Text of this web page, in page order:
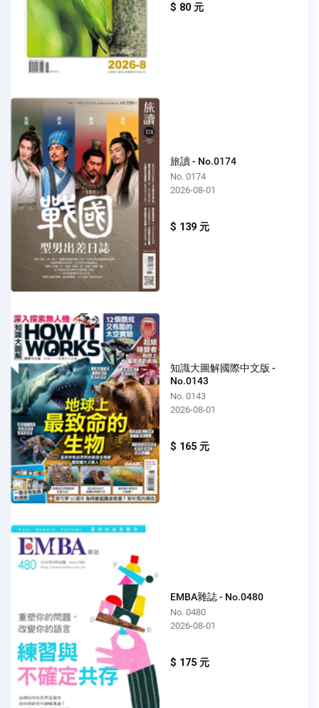
$ 80 元
旅讀 - No.0174
No. 0174
2026-08-01
$ 139 元
知識大圖解國際中文版 -
No.0143
No. 0143
2026-08-01
$ 165 元
EMBA雜誌 - No.0480
No. 0480
2026-08-01
$ 175 元